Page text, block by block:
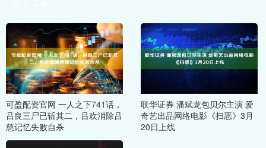
可盈配资官网 一人之下741话，
吕良三尸已斩其二，吕欢消除吕
慈记忆失败自杀
联华证券 潘斌龙包贝尔主演 爱
奇艺出品网络电影《扫恶》3月
20日上线